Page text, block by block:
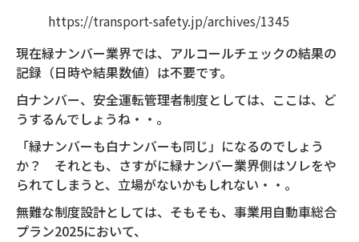
https://transport-safety.jp/archives/1345
現在緑ナンバー業界では、アルコールチェックの結果の
記録（日時や結果数値）は不要です。
白ナンバー、安全運転管理者制度としては、ここは、ど
うするんでしょうね・・。
「緑ナンバーも白ナンバーも同じ」になるのでしょう
か？ それとも、さすがに緑ナンバー業界側はソレをや
られてしまうと、立場がないかもしれない・・。
無難な制度設計としては、そもそも、事業用自動車総合
プラン2025において、